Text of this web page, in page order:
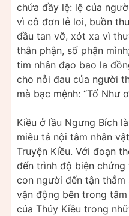
chứa đầy lệ: lệ của
vì cô đơn lẻ loi, buồn
đầu tan vỡ, xót xa vì
thân phận, số phận
tim nhân đạo bao la
cho nỗi đau của người
mà bạc mệnh: “Tố Như
Kiều ở lầu Ngưng Bích
miêu tả nội tâm nhân
Truyện Kiều. Với đoạn
đến trình độ biện chứng
con người đến tận
vận động bên trong
của Thúy Kiều trong